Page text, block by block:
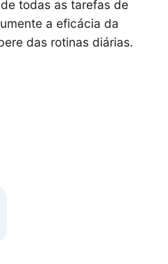
todas as tarefas de
a eficácia da
das rotinas diárias.